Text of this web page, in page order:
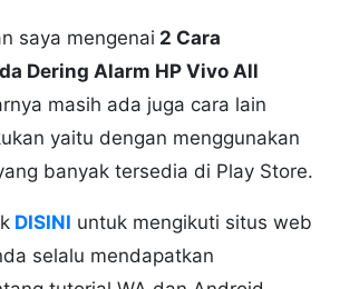
saya mengenai 2 Cara
Dering Alarm HP Vivo All
masih ada juga cara lain
yaitu dengan menggunakan
banyak tersedia di Play Store.
DISINI untuk mengikuti situs web
selalu mendapatkan